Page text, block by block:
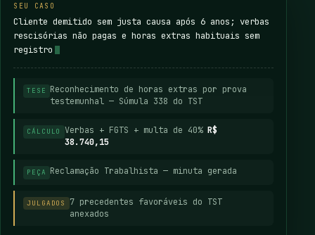
SEU CASO
Cliente demitido sem justa causa após 6 anos; verbas
rescisórias não pagas e horas extras habituais sem
registro
TESE
Reconhecimento de horas extras por prova
testemunhal — Súmula 338 do TST
CÁLCULO Verbas + FGTS + multa de 40% R$
38.740,15
PEÇA Reclamação Trabalhista — minuta gerada
JULGADOS
7 precedentes favoráveis do TST
anexados